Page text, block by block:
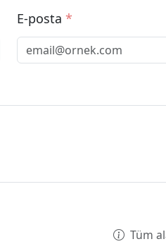
E-posta *
Tüm